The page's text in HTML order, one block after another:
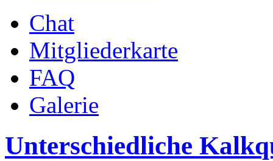
Chat
Mitgliederkarte
FAQ
Galerie
Unterschiedliche